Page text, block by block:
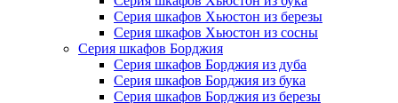
Серия шкафов Хьюстон из березы
Серия шкафов Хьюстон из сосны
Серия шкафов Борджия
Серия шкафов Борджия из дуба
Серия шкафов Борджия из бука
Серия шкафов Борджия из березы